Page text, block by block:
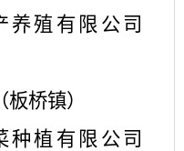
养殖有限公司
桥镇）
种植有限公司